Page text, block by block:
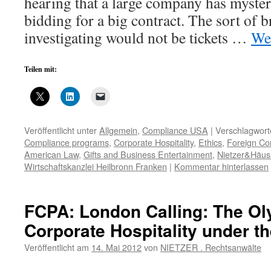
bidding for a big contract. The sort of
investigating would not be tickets …
Teilen mit:
Veröffentlicht unterAllgemein, Compliance USA |
Compliance programs, Corporate Hospitality, Ethics, Foreign
American Law, Gifts and Business Entertainment,
Wirtschaftskanzlei Heilbronn Franken | Kommentar hinterlassen
FCPA: London Calling: The
Corporate Hospitality under
Veröffentlicht am 14. Mai 2012von NIETZER . Rechtsanwälte